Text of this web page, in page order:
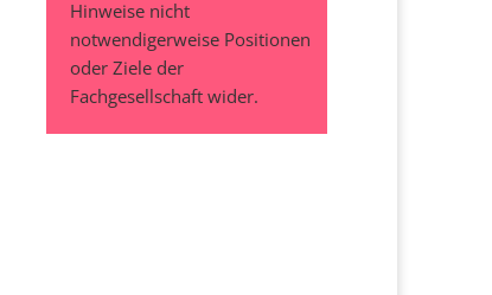
Hinweise nicht
notwendigerweise Positionen
oder Ziele der
Fachgesellschaft wider.